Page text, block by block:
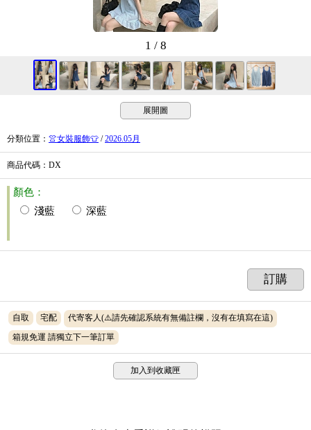
1 / 8
展開圖
分類位置 ： 👚女裝服飾👕 /2026.05月
商品代碼 ：DX
顏色：
淺藍
深藍
訂購
自取 宅配
代寄客人(⚠️請先確認系統有無備註欄，沒有在填寫在這)
箱規免運 請獨立下一筆訂單
加入到收藏匣